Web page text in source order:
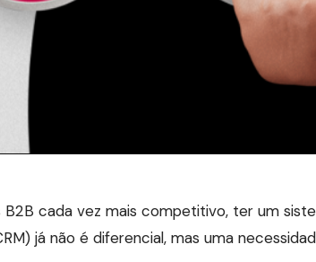
cada vez mais competitivo, ter um
já não é diferencial, mas uma